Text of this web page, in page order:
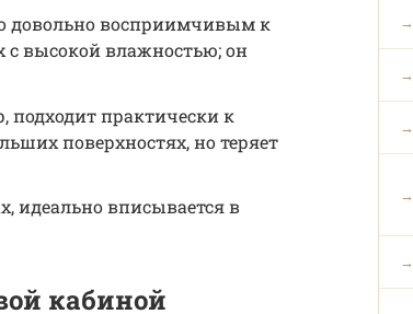
довольно восприимчивым к
с высокой влажностью; он
подходит практически к
поверхностях, но теряет
идеально вписывается в
кабиной